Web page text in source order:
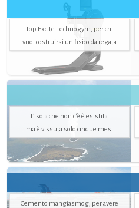
Top Excite Technogym, per chi
vuol costruirsi un fisico da regata
L’isola che non c'è è esistita
ma è vissuta solo cinque mesi
Cemento mangiasmog, per avere